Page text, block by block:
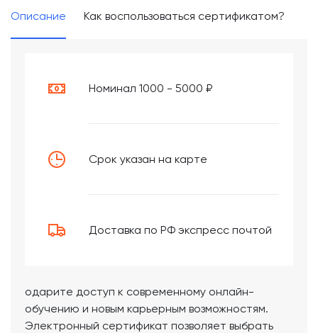
Описание Как воспользоваться сертификатом?
Номинал 1000 - 5000 ₽
Срок указан на карте
Доставка по РФ экспресс почтой
одарите доступ к современному онлайн-
обучению и новым карьерным возможностям.
Электронный сертификат позволяет выбрать